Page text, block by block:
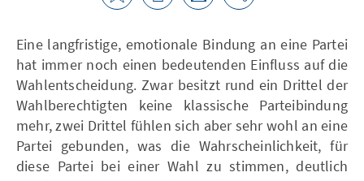
Eine langfristige, emotionale Bindung an eine Partei
hat immer noch einen bedeutenden Einfluss auf die
Wahlentscheidung. Zwar besitzt rund ein Drittel der
Wahlberechtigten keine klassische Parteibindung
mehr, zwei Drittel fühlen sich aber sehr wohl an eine
Partei gebunden, was die Wahrscheinlichkeit, für
diese Partei bei einer Wahl zu stimmen, deutlich